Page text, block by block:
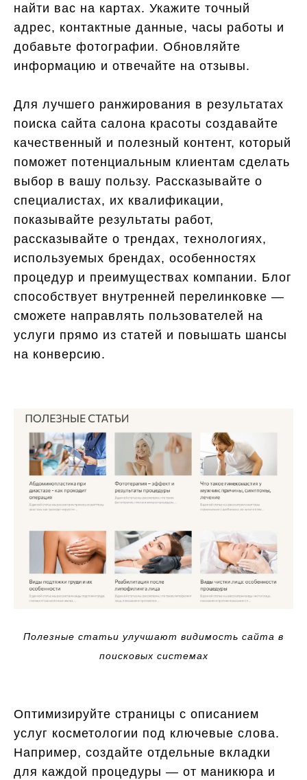
найти вас на картах. Укажите точный
адрес, контактные данные, часы работы и
добавьте фотографии. Обновляйте
информацию и отвечайте на отзывы.
Для лучшего ранжирования в результатах
поиска сайта салона красоты создавайте
качественный и полезный контент, который
поможет потенциальным клиентам сделать
выбор в вашу пользу. Рассказывайте о
специалистах, их квалификации,
показывайте результаты работ,
рассказывайте о трендах, технологиях,
используемых брендах, особенностях
процедур и преимуществах компании. Блог
способствует внутренней перелинковке —
сможете направлять пользователей на
услуги прямо из статей и повышать шансы
на конверсию.
Полезные статьи улучшают видимость сайта в
поисковых системах
Оптимизируйте страницы с описанием
услуг косметологии под ключевые слова.
Например, создайте отдельные вкладки
для каждой процедуры — от маникюра и